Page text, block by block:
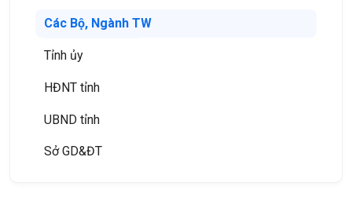
Các Bộ, Ngành TW
Tỉnh ủy
HĐNT tỉnh
UBND tỉnh
Sở GD&ĐT